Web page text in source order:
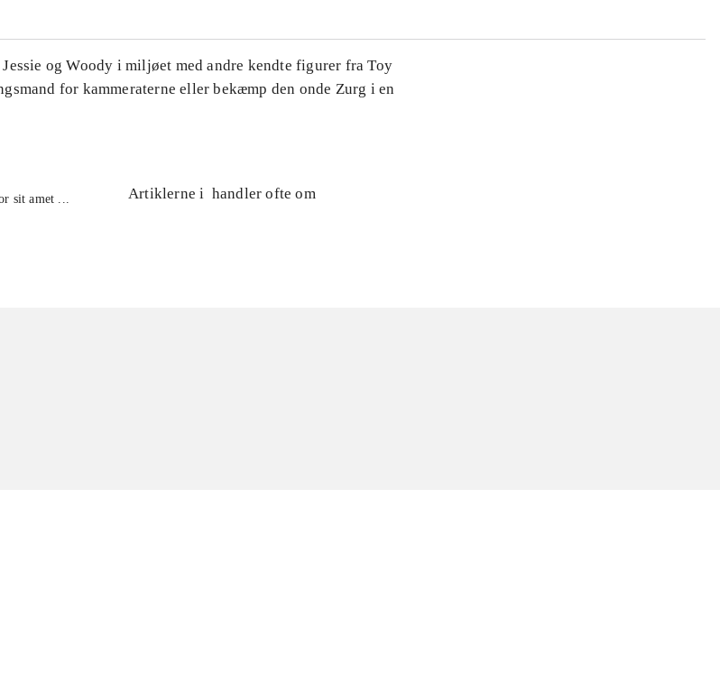
og Woody i miljøet med andre kendte figurer fra Toy
for kammeraterne eller bekæmp den onde Zurg i en
sit amet ...
Artiklerne i handler ofte om